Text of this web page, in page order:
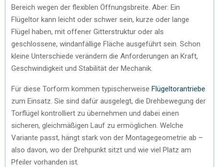
Bereich wegen der flexiblen Öffnungsbreite. Aber: Ein
Flügeltor kann leicht oder schwer sein, kurze oder lange
Flügel haben, mit offener Gitterstruktur oder als
geschlossene, windanfällige Fläche ausgeführt sein. Schon
kleine Unterschiede verändern die Anforderungen an Kraft,
Geschwindigkeit und Stabilität der Mechanik.
Für diese Torform kommen typischerweise Flügeltorantriebe
zum Einsatz. Sie sind dafür ausgelegt, die Drehbewegung der
Torflügel kontrolliert zu übernehmen und dabei einen
sicheren, gleichmäßigen Lauf zu ermöglichen. Welche
Variante passt, hängt stark von der Montagegeometrie ab –
also davon, wo der Drehpunkt sitzt und wie viel Platz am
Pfeiler vorhanden ist.